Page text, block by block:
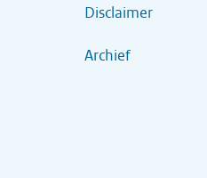
Disclaimer
Archief